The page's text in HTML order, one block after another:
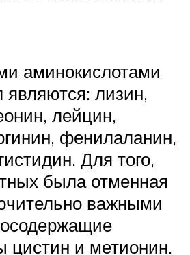
аминокислотами
лизин,
лейцин,
фенилаланин,
Для того,
была отменная
важными
цистин и метионин.